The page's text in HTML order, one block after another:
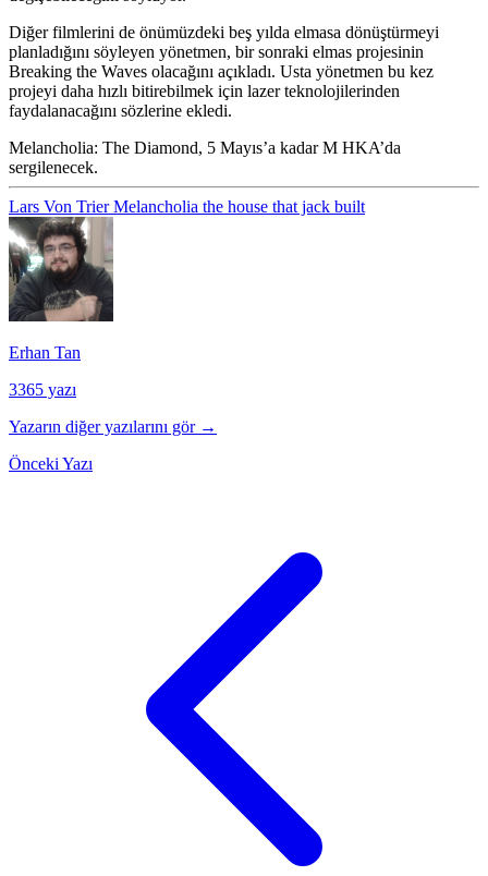
Diğer filmlerini de önümüzdeki beş yılda elmasa dönüştürmeyi
planladığını söyleyen yönetmen, bir sonraki elmas projesinin
Breaking the Waves olacağını açıkladı. Usta yönetmen bu kez
projeyi daha hızlı bitirebilmek için lazer teknolojilerinden
faydalanacağını sözlerine ekledi.
Melancholia: The Diamond, 5 Mayıs’a kadar M HKA’da
sergilenecek.
Lars Von TrierMelancholia the house that jack built
Erhan Tan
3365 yazı
Yazarın diğer yazılarını gör →
Önceki Yazı